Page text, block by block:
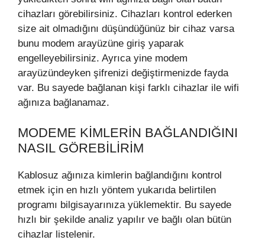
cihazları görebilirsiniz. Cihazları kontrol ederken
size ait olmadığını düşündüğünüz bir cihaz varsa
bunu modem arayüzüne giriş yaparak
engelleyebilirsiniz. Ayrıca yine modem
arayüzündeyken şifrenizi değiştirmenizde fayda
var. Bu sayede bağlanan kişi farklı cihazlar ile wifi
ağınıza bağlanamaz.
MODEME KIMLERIN BAĞLANDIĞINI
NASIL GÖREBILIRIM
Kablosuz ağınıza kimlerin bağlandığını kontrol
etmek için en hızlı yöntem yukarıda belirtilen
programı bilgisayarınıza yüklemektir. Bu sayede
hızlı bir şekilde analiz yapılır ve bağlı olan bütün
cihazlar listelenir.